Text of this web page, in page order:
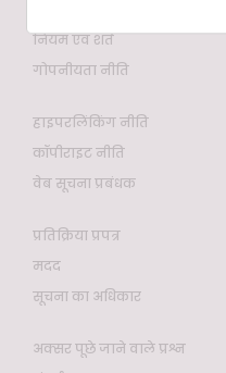
नियम एवं शर्तें
गोपनीयता नीति
हाइपरलिंकिंग नीति
कॉपीराइट नीति
वेब सूचना प्रबंधक
प्रतिक्रिया प्रपत्र
मदद
सूचना का अधिकार
अक्सर पूछे जाने वाले प्रश्न